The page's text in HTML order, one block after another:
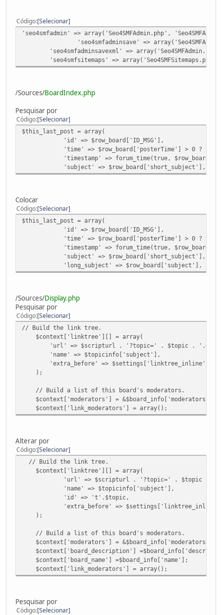
Código Selecionar
'seo4smfadmin' => array('Seo4SMFAdmin.php',
'seo4smfadminsave' =>
'seo4smfadminsavexml' => array('Seo4SMFAdmin.php',
'seo4smfsitemaps' => array('Seo4SMFSitemaps.php',
/Sources/BoardIndex.php
Pesquisar por
Código Selecionar
$this_last_post = array(
'id' => $row_board['ID_MSG'],
'time' => $row_board['posterTime'] > 0 ?
'timestamp' => forum_time(true,
'subject' => $row_board['short_subject'],
Colocar
Código Selecionar
$this_last_post = array(
'id' => $row_board['ID_MSG'],
'time' => $row_board['posterTime'] > 0 ?
'timestamp' => forum_time(true,
'subject' => $row_board['short_subject'],
'long_subject' => $row_board['subject'],
/Sources/Display.php
Pesquisar por
Código Selecionar
// Build the link tree.
$context['linktree'][] = array(
'url' => $scripturl . '?topic=' . $topic . '.0',
'name' => $topicinfo['subject'],
'extra_before' => $settings['linktree_inline']
);
// Build a list of this board's moderators.
$context['moderators'] = &$board_info['moderators'];
$context['link_moderators'] = array();
Alterar por
Código Selecionar
// Build the link tree.
$context['linktree'][] = array(
'url' => $scripturl . '?topic=' . $topic .
'name' => $topicinfo['subject'],
'id' => 't'.$topic,
'extra_before' =>
);
// Build a list of this board's moderators.
$context['moderators'] = &$board_info['moderators'];
$context['board_description']
$context['board_name'] =$board_info['name'];
$context['link_moderators'] = array();
Pesquisar por
Código Selecionar